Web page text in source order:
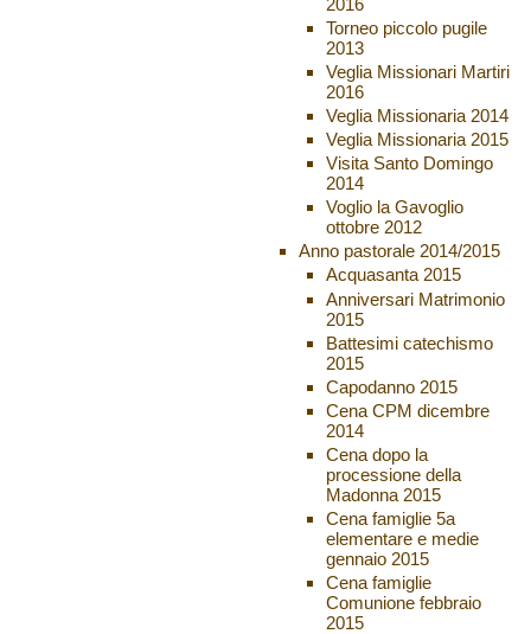
2016
Torneo piccolo pugile
2013
Veglia Missionari Martiri
2016
Veglia Missionaria 2014
Veglia Missionaria 2015
Visita Santo Domingo
2014
Voglio la Gavoglio
ottobre 2012
Anno pastorale 2014/2015
Acquasanta 2015
Anniversari Matrimonio
2015
Battesimi catechismo
2015
Capodanno 2015
Cena CPM dicembre
2014
Cena dopo la
processione della
Madonna 2015
Cena famiglie 5a
elementare e medie
gennaio 2015
Cena famiglie
Comunione febbraio
2015